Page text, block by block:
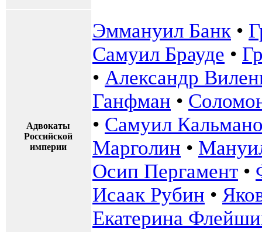
Адвокаты
Российской
империи
Эммануил Банк •
Самуил Брауде •
• Александр
Ганфман •
• Самуил
Марголин •
Осип Пергамент •
Исаак Рубин •
Екатерина